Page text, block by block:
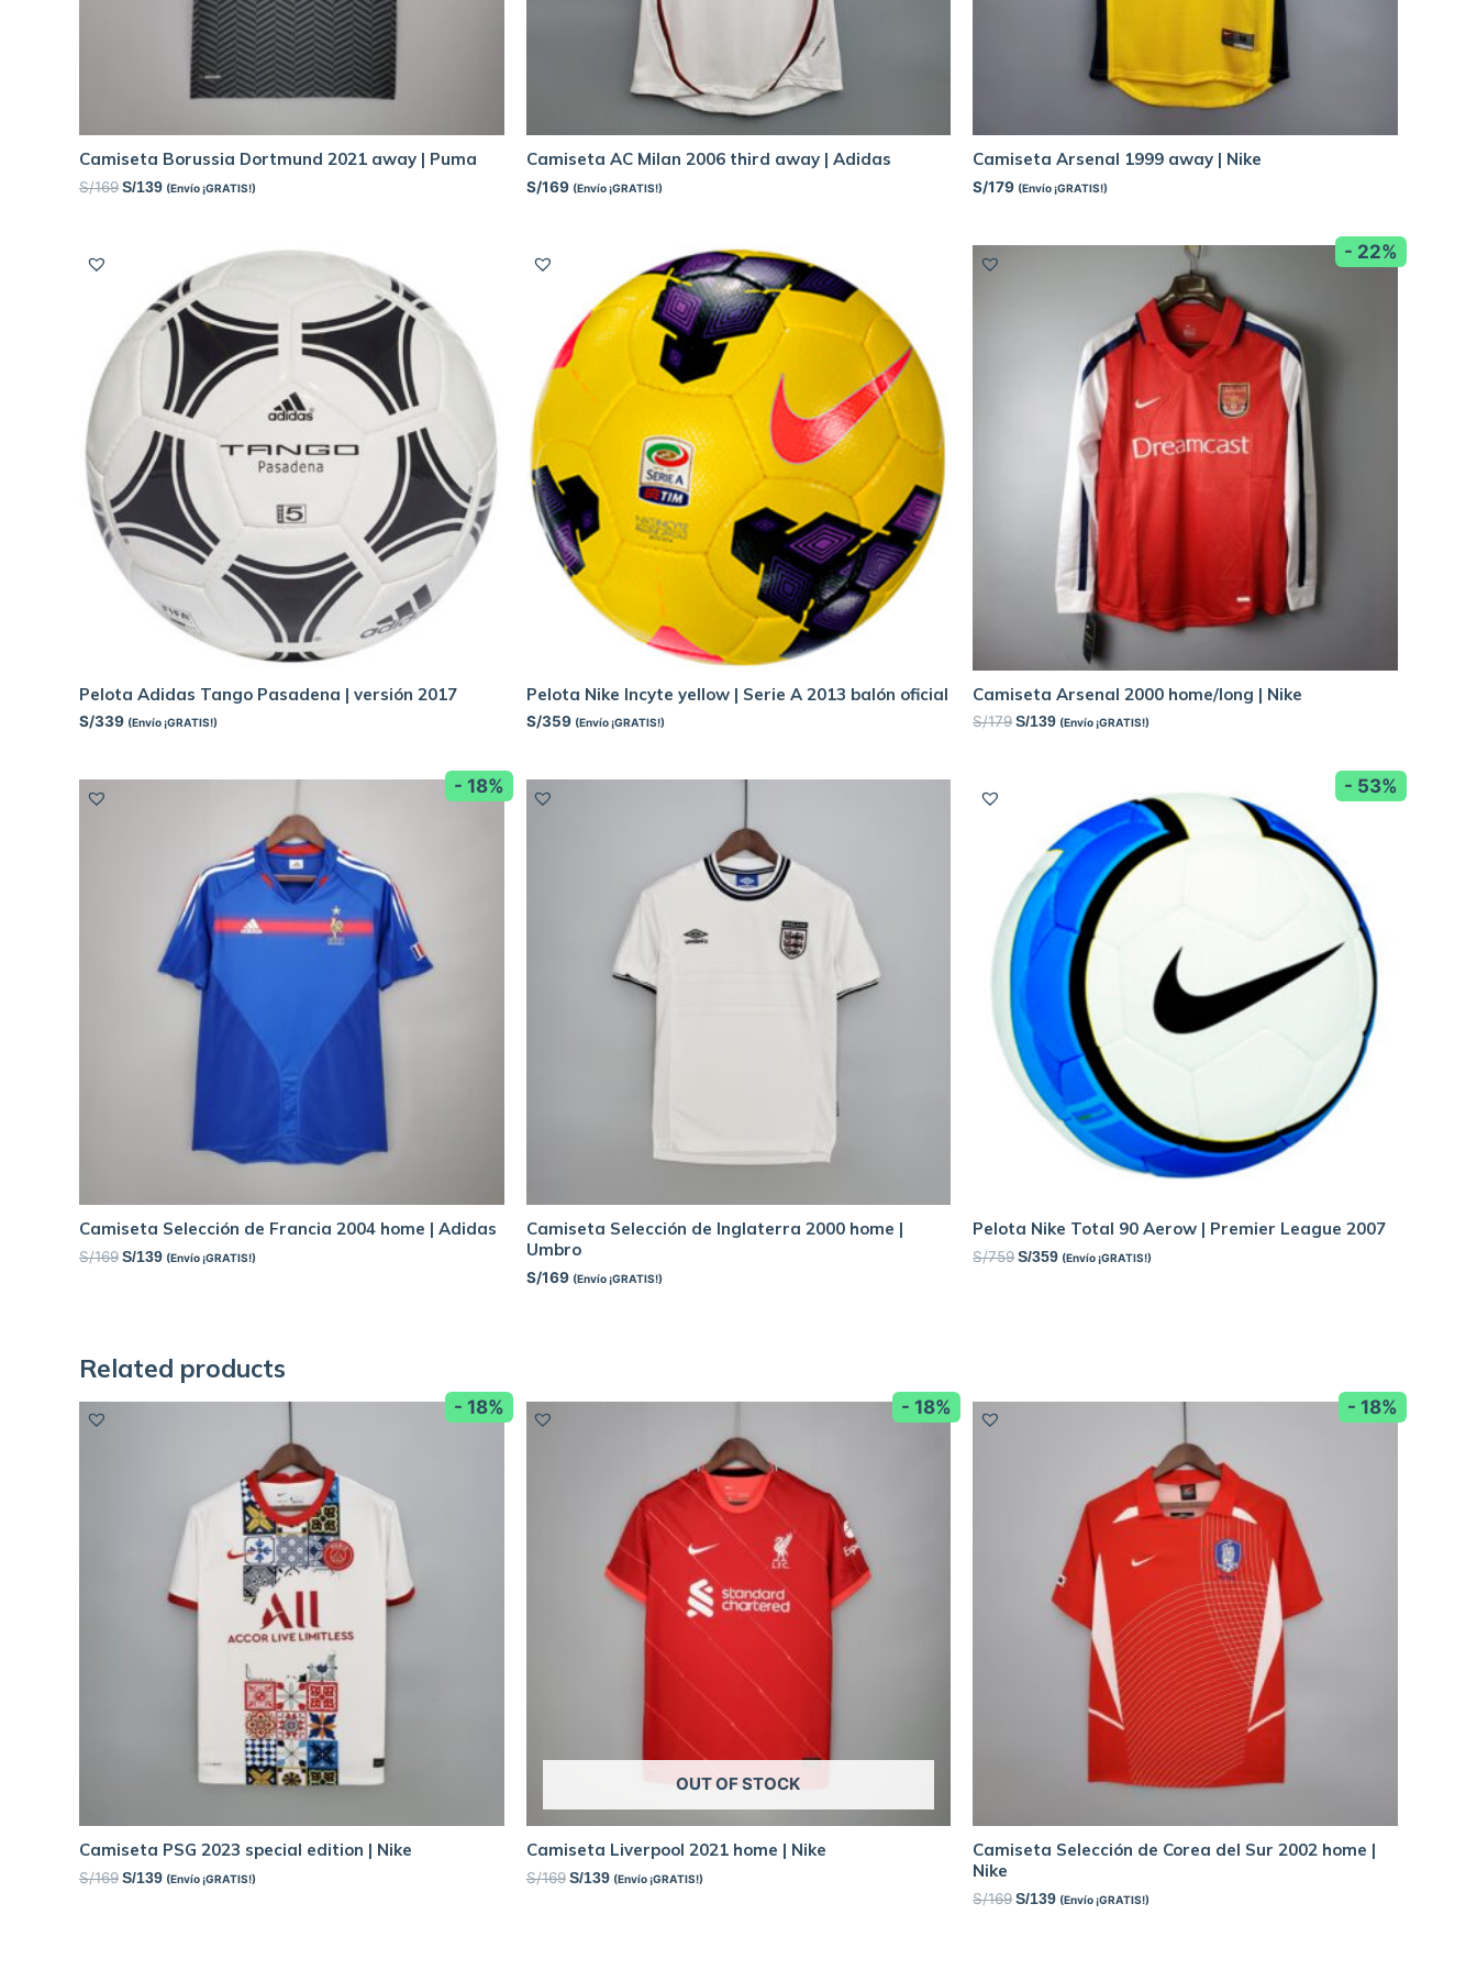
Camiseta Borussia Dortmund 2021 away | Puma
S/169 S/139 (Envío ¡GRATIS!)
Camiseta AC Milan 2006 third away | Adidas
S/169 (Envío ¡GRATIS!)
Camiseta Arsenal 1999 away | Nike
S/179 (Envío ¡GRATIS!)
Pelota Adidas Tango Pasadena | versión 2017
S/339 (Envío ¡GRATIS!)
Pelota Nike Incyte yellow | Serie A 2013 balón oficial
S/359 (Envío ¡GRATIS!)
- 22%
Camiseta Arsenal 2000 home/long | Nike
S/179 S/139 (Envío ¡GRATIS!)
- 18%
Camiseta Selección de Francia 2004 home | Adidas
S/169 S/139 (Envío ¡GRATIS!)
Camiseta Selección de Inglaterra 2000 home |
Umbro
S/169 (Envío ¡GRATIS!)
- 53%
Pelota Nike Total 90 Aerow | Premier League 2007
S/759 S/359 (Envío ¡GRATIS!)
Related products
- 18%
Camiseta PSG 2023 special edition | Nike
S/169 S/139 (Envío ¡GRATIS!)
- 18%
OUT OF STOCK
Camiseta Liverpool 2021 home | Nike
S/169 S/139 (Envío ¡GRATIS!)
- 18%
Camiseta Selección de Corea del Sur 2002 home |
Nike
S/169 S/139 (Envío ¡GRATIS!)